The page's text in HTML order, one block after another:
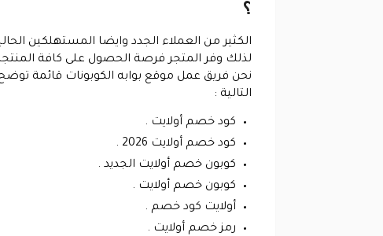
؟
الكثير من العملاء الجدد وايضا المستهلكين
لذلك وفر المتجر فرصة الحصول على كافة
التالية :
كود خصم أولايت .
كود خصم أولايت 2026 .
كوبون خصم أولايت الجديد .
كوبون خصم أولايت .
أولايت كود خصم .
رمز خصم أولايت .